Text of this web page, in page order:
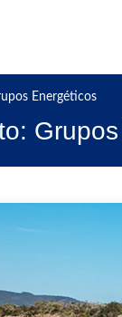
Energéticos